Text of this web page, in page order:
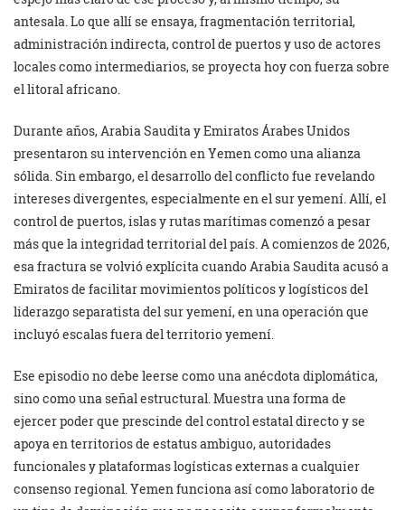
antesala. Lo que allí se ensaya, fragmentación territorial,
administración indirecta, control de puertos y uso de actores
locales como intermediarios, se proyecta hoy con fuerza sobre
el litoral africano.
Durante años, Arabia Saudita y Emiratos Árabes Unidos
presentaron su intervención en Yemen como una alianza
sólida. Sin embargo, el desarrollo del conflicto fue revelando
intereses divergentes, especialmente en el sur yemení. Allí, el
control de puertos, islas y rutas marítimas comenzó a pesar
más que la integridad territorial del país. A comienzos de 2026,
esa fractura se volvió explícita cuando Arabia Saudita acusó a
Emiratos de facilitar movimientos políticos y logísticos del
liderazgo separatista del sur yemení, en una operación que
incluyó escalas fuera del territorio yemení.
Ese episodio no debe leerse como una anécdota diplomática,
sino como una señal estructural. Muestra una forma de
ejercer poder que prescinde del control estatal directo y se
apoya en territorios de estatus ambiguo, autoridades
funcionales y plataformas logísticas externas a cualquier
consenso regional. Yemen funciona así como laboratorio de